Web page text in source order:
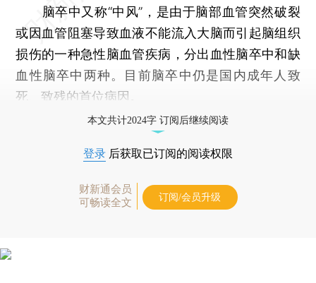
脑卒中又称“中风”，是由于脑部血管突然破裂
或因血管阻塞导致血液不能流入大脑而引起脑组织
损伤的一种急性脑血管疾病，分出血性脑卒中和缺
血性脑卒中两种。目前脑卒中仍是国内成年人致
死、致残的首位病因。
本文共计2024字 订阅后继续阅读
登录 后获取已订阅的阅读权限
财新通会员
可畅读全文
订阅/会员升级